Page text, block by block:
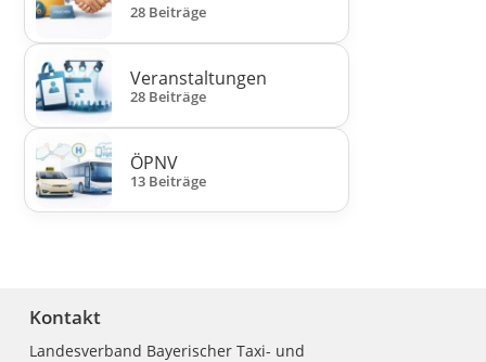
28 Beiträge
Veranstaltungen
28 Beiträge
ÖPNV
13 Beiträge
Kontakt
Landesverband Bayerischer Taxi- und